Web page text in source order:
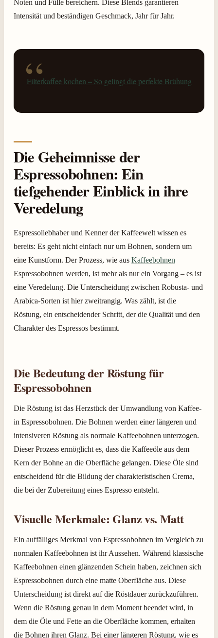
Noten und Fülle bereichern. Diese Blends garantieren
Intensität und beständigen Geschmack, Jahr für Jahr.
Filterkaffee kochen – So gelingt die perfekte Brühung
Die Geheimnisse der
Espressobohnen: Ein
tiefgehender Einblick in ihre
Veredelung
Espressoliebhaber und Kenner der Kaffeewelt wissen es
bereits: Es geht nicht einfach nur um Bohnen, sondern um
eine Kunstform. Der Prozess, wie aus Kaffeebohnen
Espressobohnen werden, ist mehr als nur ein Vorgang – es ist
eine Veredelung. Die Unterscheidung zwischen Robusta- und
Arabica-Sorten ist hier zweitrangig. Was zählt, ist die
Röstung, ein entscheidender Schritt, der die Qualität und den
Charakter des Espressos bestimmt.
Die Bedeutung der Röstung für
Espressobohnen
Die Röstung ist das Herzstück der Umwandlung von Kaffee-
in Espressobohnen. Die Bohnen werden einer längeren und
intensiveren Röstung als normale Kaffeebohnen unterzogen.
Dieser Prozess ermöglicht es, dass die Kaffeeöle aus dem
Kern der Bohne an die Oberfläche gelangen. Diese Öle sind
entscheidend für die Bildung der charakteristischen Crema,
die bei der Zubereitung eines Espresso entsteht.
Visuelle Merkmale: Glanz vs. Matt
Ein auffälliges Merkmal von Espressobohnen im Vergleich zu
normalen Kaffeebohnen ist ihr Aussehen. Während klassische
Kaffeebohnen einen glänzenden Schein haben, zeichnen sich
Espressobohnen durch eine matte Oberfläche aus. Diese
Unterscheidung ist direkt auf die Röstdauer zurückzuführen.
Wenn die Röstung genau in dem Moment beendet wird, in
dem die Öle und Fette an die Oberfläche kommen, erhalten
die Bohnen ihren Glanz. Bei einer längeren Röstung, wie es